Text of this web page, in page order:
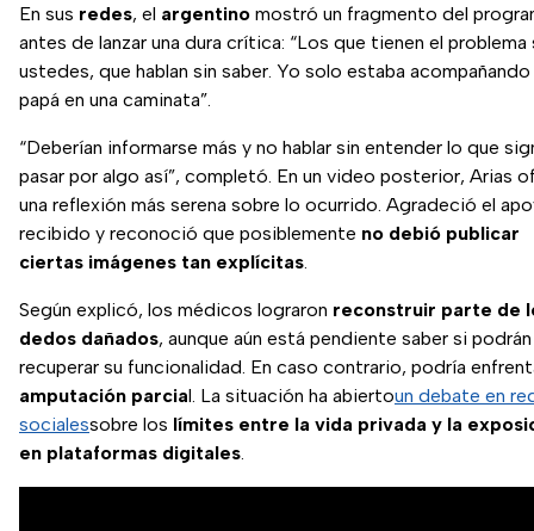
En sus redes, el argentino mostró un fragmento del
antes de lanzar una dura crítica: “Los que tienen el problema
ustedes, que hablan sin saber. Yo solo estaba acompañando
papá en una caminata”.
“Deberían informarse más y no hablar sin entender lo que
pasar por algo así”, completó. En un video posterior, Arias
una reflexión más serena sobre lo ocurrido. Agradeció el
recibido y reconoció que posiblemente no debió publicar
ciertas imágenes tan explícitas
Según explicó, los médicos lograron reconstruir parte de
dedos dañados, aunque aún está pendiente saber si podrán
recuperar su funcionalidad. En caso contrario, podría
amputación parcial. La situación ha abiertoun debate en
socialessobre los límites entre la vida privada y la
en plataformas digitales